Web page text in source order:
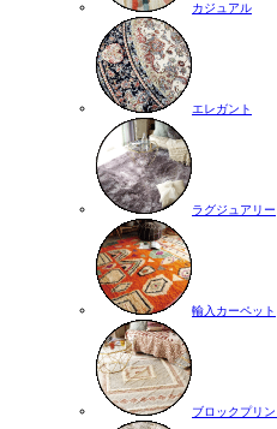
カジュアル
エレガント
ラグジュアリー
輸入カーペット
ブロックプリン